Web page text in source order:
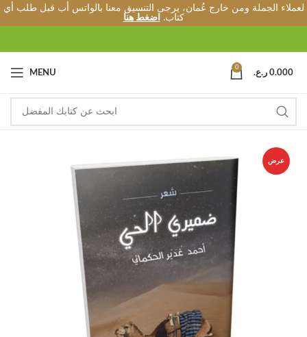
لعملاء الجملة ومن خارج عُمان، يرجى التنسيق معنا بالواتس أب قبل طلب أي
كتاب.
اضغط هنا
MENU
0
0.000 ر.ع.
عرض